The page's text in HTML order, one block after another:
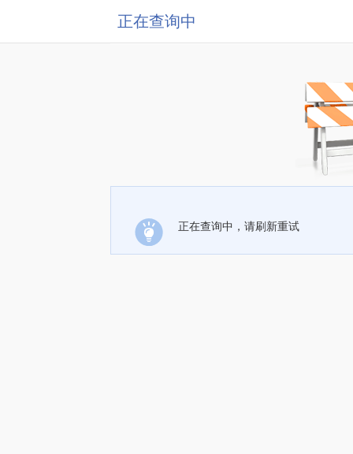
正在查询中
正在查询中，请刷新重试